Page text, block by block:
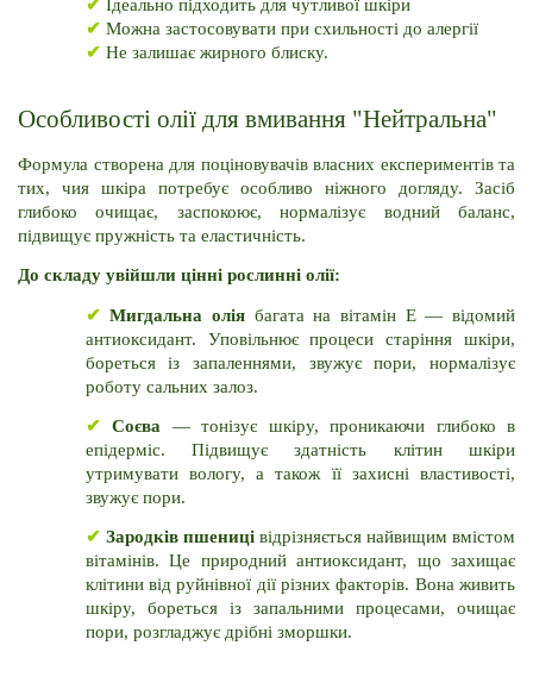
✔ Ідеально підходить для чутливої ​​шкіри
✔ Можна застосовувати при схильності до алергії
✔ Не залишає жирного блиску.
Особливості олії для вмивання "Нейтральна"
Формула створена для поціновувачів власних експериментів та
тих, чия шкіра потребує особливо ніжного догляду. Засіб
глибоко очищає, заспокоює, нормалізує водний баланс,
підвищує пружність та еластичність.
До складу увійшли цінні рослинні олії:
✔ Мигдальна олія багата на вітамін E — відомий
антиоксидант. Уповільнює процеси старіння шкіри,
бореться із запаленнями, звужує пори, нормалізує
роботу сальних залоз.
✔ Соєва — тонізує шкіру, проникаючи глибоко в
епідерміс. Підвищує здатність клітин шкіри
утримувати вологу, а також її захисні властивості,
звужує пори.
✔ Зародків пшениці відрізняється найвищим вмістом
вітамінів. Це природний антиоксидант, що захищає
клітини від руйнівної дії різних факторів. Вона живить
шкіру, бореться із запальними процесами, очищає
пори, розгладжує дрібні зморшки.